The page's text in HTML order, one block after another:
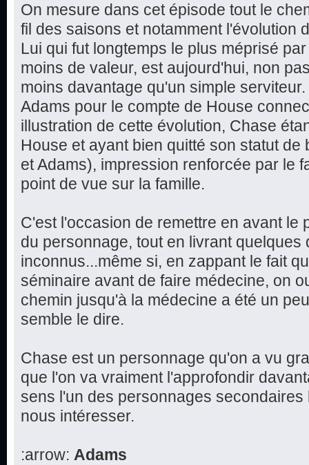
On mesure dans cet épisode tout le
fil des saisons et notamment l'évolution
Lui qui fut longtemps le plus méprisé
moins de valeur, est aujourd'hui, non
moins davantage qu'un simple
Adams pour le compte de House
illustration de cette évolution, Chase
House et ayant bien quitté son statut
et Adams), impression renforcée par le
point de vue sur la famille.
C'est l'occasion de remettre en avant le
du personnage, tout en livrant quelques
inconnus...même si, en zappant le fait
séminaire avant de faire médecine, on
chemin jusqu'à la médecine a été un
semble le dire.
Chase est un personnage qu'on a vu
que l'on va vraiment l'approfondir
sens l'un des personnages
nous intéresser.
:arrow: Adams